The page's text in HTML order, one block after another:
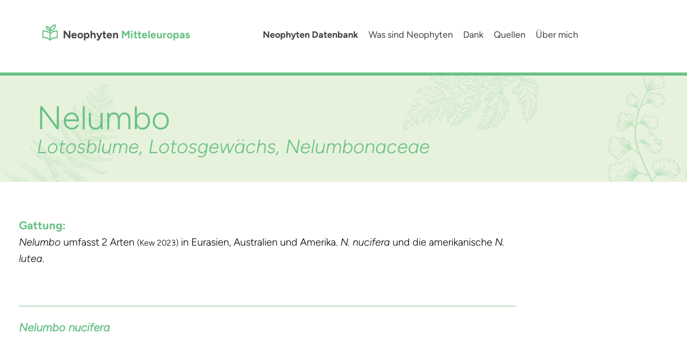
Neophyten Mitteleuropas Neophyten Datenbank Was sind Neophyten Dank Quellen Über mich
Nelumbo
Lotosblume, Lotosgewächs, Nelumbonaceae
Gattung:
Nelumbo umfasst 2 Arten (Kew 2023) in Eurasien, Australien und Amerika. N. nucifera und die amerikanische N.
lutea.
Nelumbo nucifera